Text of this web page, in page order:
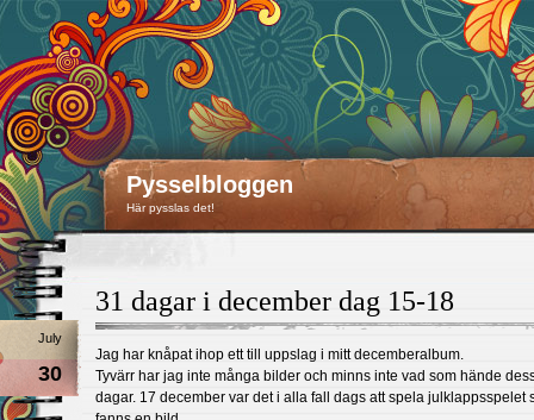
Pysselbloggen
Här pysslas det!
31 dagar i december dag 15-18
July
30
Jag har knåpat ihop ett till uppslag i mitt decemberalbum.
Tyvärr har jag inte många bilder och minns inte vad som hände
dagar. 17 december var det i alla fall dags att spela julklappsspelet